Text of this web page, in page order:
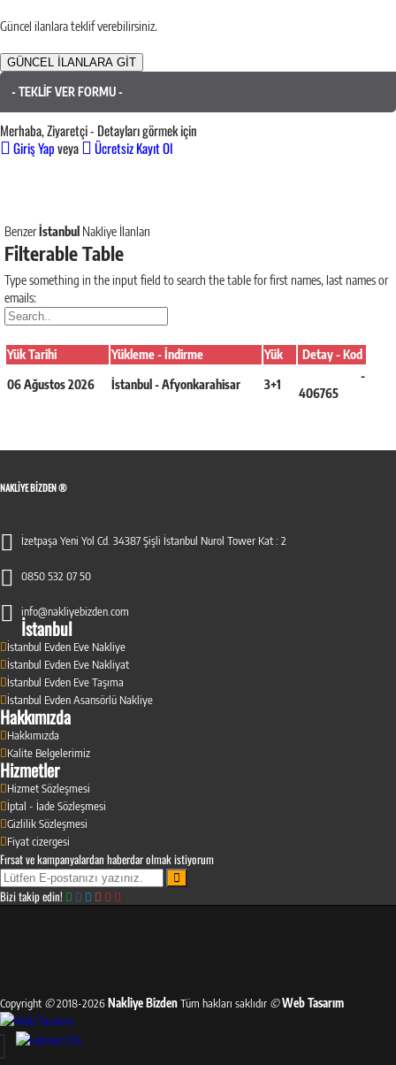
Güncel ilanlara teklif verebilirsiniz.
GÜNCEL İLANLARA GİT
- TEKLİF VER FORMU -
Merhaba, Ziyaretçi - Detayları görmek için
Giriş Yapveya Ücretsiz Kayıt Ol
Benzerİstanbul Nakliye İlanları
Filterable Table
Type something in the input field to search the table for first names, last names or
emails:
Yük Tarihi Yükleme - İndirme Yük
Detay - Kod
06 Ağustos 2026
İstanbul - Afyonkarahisar 3+1
-
406765
NAKLIYE BIZDEN ®
İzetpaşa Yeni Yol Cd. 34387 Şişli İstanbul Nurol Tower Kat : 2
0850 532 07 50
info@nakliyebizden.com
İstanbul
İstanbul Evden Eve Nakliye
İstanbul Evden Eve Nakliyat
İstanbul Evden Eve Taşıma
İstanbul Evden Asansörlü Nakliye
Hakkımızda
Hakkımızda
Kalite Belgelerimiz
Hizmetler
Hizmet Sözleşmesi
İptal - İade Sözleşmesi
Gizlilik Sözleşmesi
Fiyat cizergesi
Fırsat ve kampanyalardan haberdar olmak istiyorum
Bizi takip edin!
Copyright ©2018-2026 Nakliye BizdenTüm hakları saklıdır ©Web Tasarım